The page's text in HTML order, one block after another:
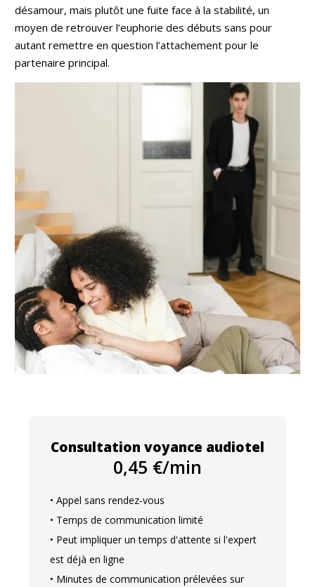
désamour, mais plutôt une fuite face à la stabilité, un
moyen de retrouver l’euphorie des débuts sans pour
autant remettre en question l’attachement pour le
partenaire principal.
Consultation voyance audiotel
0,45 €/min
• Appel sans rendez-vous
• Temps de communication limité
• Peut impliquer un temps d'attente si l'expert
est déjà en ligne
• Minutes de communication prélevées sur